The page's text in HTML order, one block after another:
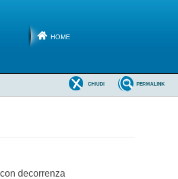
HOME
PERMALINK
CHIUDI
decorrenza